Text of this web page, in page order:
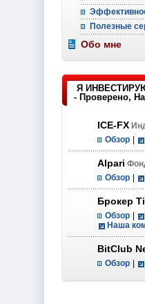
Полезные
Обо мне
Я
- Проверено,
ICE-FX
Обзор
Alpari
Обзор
Брокер
Обзор
Наша
BitClub
Обзор